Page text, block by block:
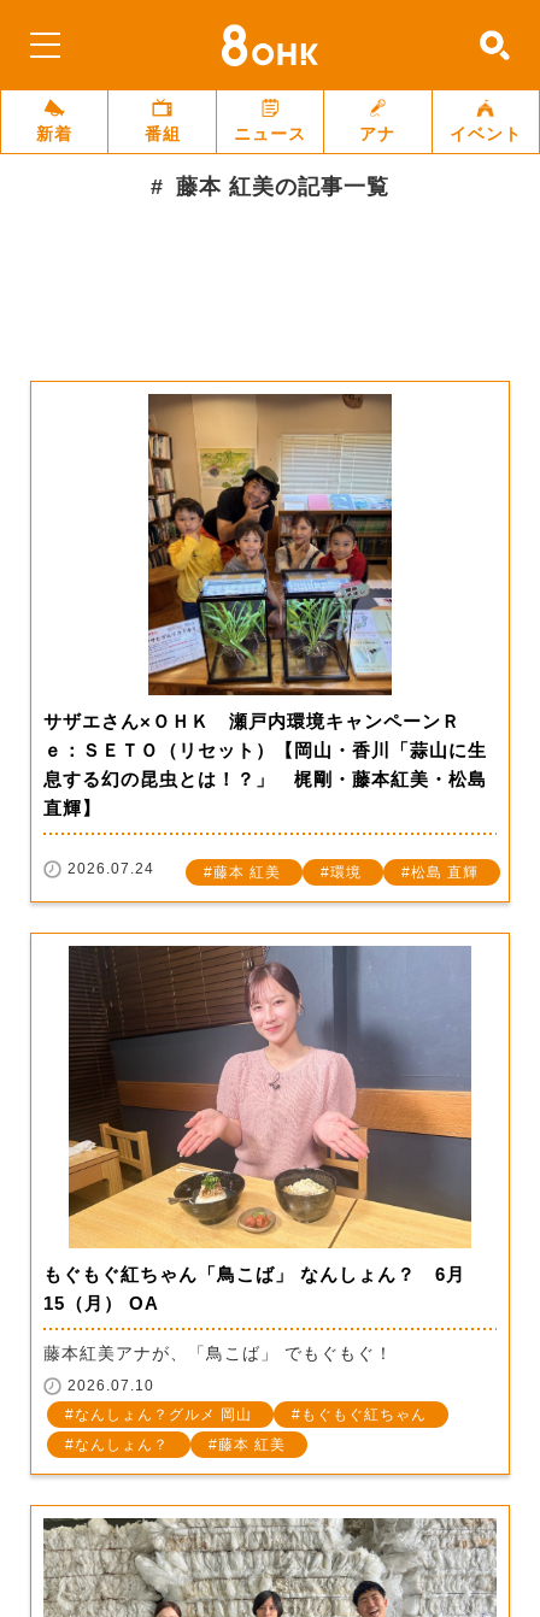
新着 番組 ニュース アナ イベント
藤本 紅美の記事一覧
サザエさん×ＯＨＫ 瀬戸内環境キャンペーンＲ
ｅ：ＳＥＴＯ（リセット）【岡山・香川「蒜山に生
息する幻の昆虫とは！？」 梶剛・藤本紅美・松島
直輝】
2026.07.24 藤本 紅美 環境 松島 直輝
もぐもぐ紅ちゃん「鳥こば」 なんしょん？ 6月
15（月） OA
藤本紅美アナが、「鳥こば」 でもぐもぐ！
2026.07.10
なんしょん？グルメ 岡山
もぐもぐ紅ちゃん
なんしょん？
藤本 紅美